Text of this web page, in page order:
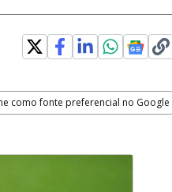
como fonte preferencial no Google